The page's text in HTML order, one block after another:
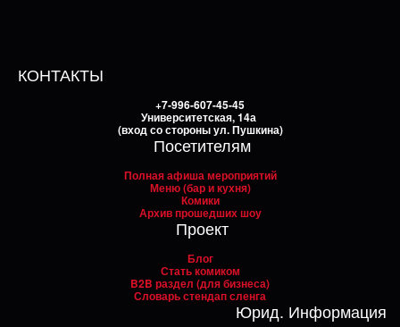
КОНТАКТЫ
+7-996-607-45-45
Университетская, 14а
(вход со стороны ул. Пушкина)
Посетителям
Полная афиша мероприятий
Меню (бар и кухня)
Комики
Архив прошедших шоу
Проект
Блог
Стать комиком
B2B раздел (для бизнеса)
Словарь стендап сленга
Юрид. Информация